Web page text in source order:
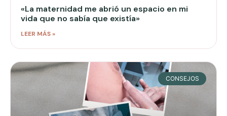
«La maternidad me abrió un espacio en mi
vida que no sabía que existía»
LEER MÁS »
CONSEJOS